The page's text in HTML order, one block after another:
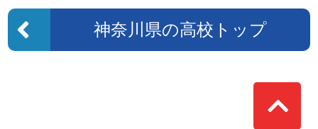
神奈川県の高校トップ
Top